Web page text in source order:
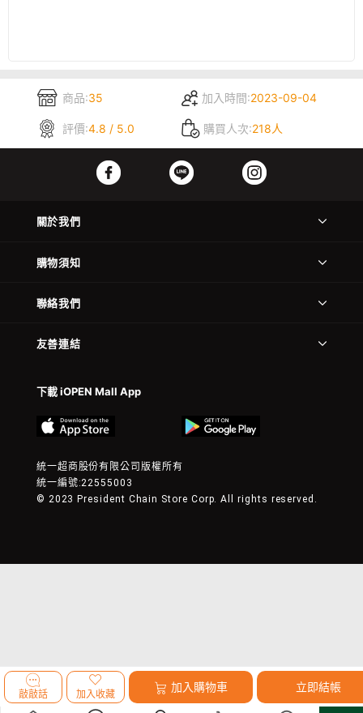
敲敲話 加入收藏
加入購物車 立即結帳
商品:35 加入時間:2023-09-04
評價:4.8 / 5.0 購買人次:218人
關於我們
購物須知
聯絡我們
友善連結
下載 iOPEN Mall App
統一超商股份有限公司版權所有
統一編號:22555003
© 2023 President Chain Store Corp. All rights reserved.